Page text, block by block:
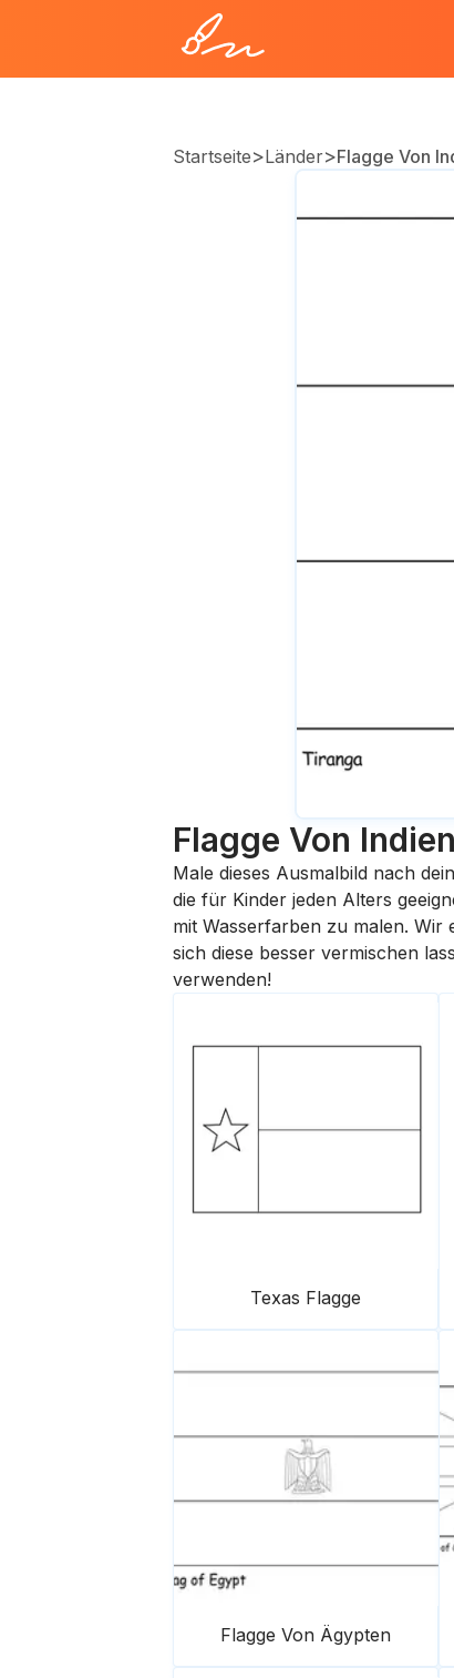
Startseite>Länder>Flagge Von
Flagge Von Indien
Male dieses Ausmalbild nach
die für Kinder jeden Alters
mit Wasserfarben zu malen.
sich diese besser vermischen
verwenden!
Texas Flagge
Flagge Von Ägypten